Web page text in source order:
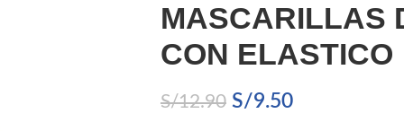
MASCARILLAS
CON ELASTICO
S/12.90 S/9.50